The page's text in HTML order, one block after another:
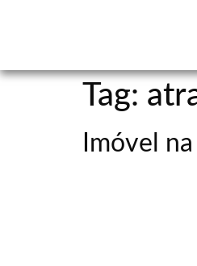
Tag:
Imóvel